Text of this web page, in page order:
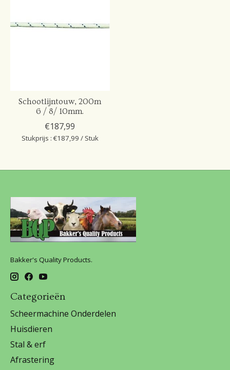
Schootlijntouw, 200m
6 / 8/ 10mm.
€187,99
Stukprijs : €187,99 / Stuk
Bakker's Quality Products.
Categorieën
Scheermachine Onderdelen
Huisdieren
Stal & erf
Afrastering